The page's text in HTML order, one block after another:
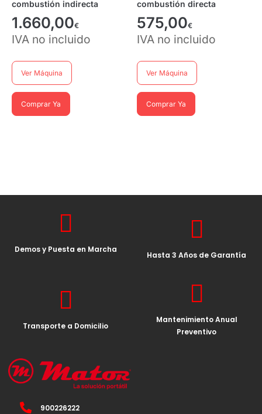
combustión indirecta
1.660,00€
IVA no incluido
Ver Máquina
Comprar Ya
combustión directa
575,00€
IVA no incluido
Ver Máquina
Comprar Ya
Demos y Puesta en Marcha
Hasta 3 Años de Garantía
Transporte a Domicilio
Mantenimiento Anual
Preventivo
900226222